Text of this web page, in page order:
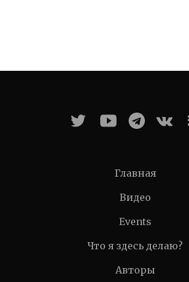
Главная
Видео
Events
Что я здесь делаю?
Авторы